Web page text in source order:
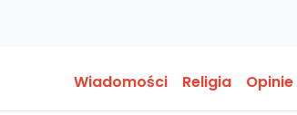
Wiadomości Religia Opinie